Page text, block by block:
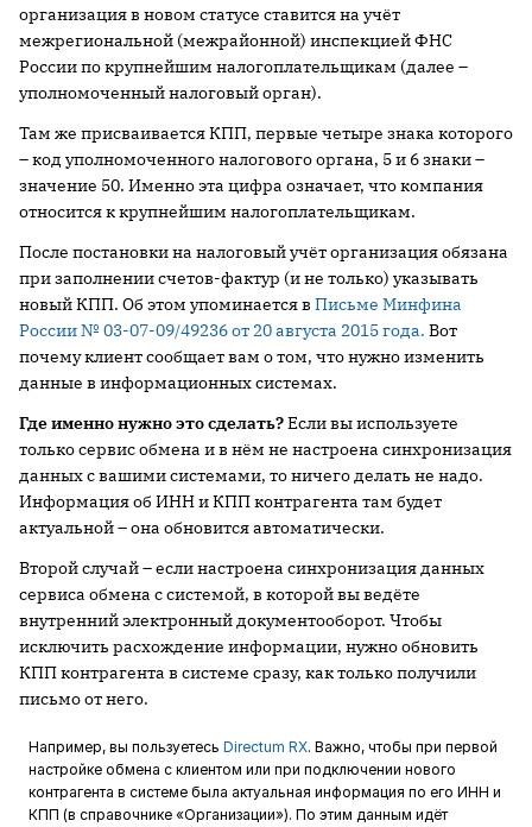
организация в новом статусе ставится на учёт
межрегиональной (межрайонной) инспекцией ФНС
России по крупнейшим налогоплательщикам (далее –
уполномоченный налоговый орган).
Там же присваивается КПП, первые четыре знака которого
– код уполномоченного налогового органа, 5 и 6 знаки –
значение 50. Именно эта цифра означает, что компания
относится к крупнейшим налогоплательщикам.
После постановки на налоговый учёт организация обязана
при заполнении счетов-фактур (и не только) указывать
новый КПП. Об этом упоминается в Письме Минфина
России № 03-07-09/49236 от 20 августа 2015 года. Вот
почему клиент сообщает вам о том, что нужно изменить
данные в информационных системах.
Где именно нужно это сделать?Если вы используете
только сервис обмена и в нём не настроена синхронизация
данных с вашими системами, то ничего делать не надо.
Информация об ИНН и КПП контрагента там будет
актуальной – она обновится автоматически.
Второй случай – если настроена синхронизация данных
сервиса обмена с системой, в которой вы ведёте
внутренний электронный документооборот. Чтобы
исключить расхождение информации, нужно обновить
КПП контрагента в системе сразу, как только получили
письмо от него.
Например, вы пользуетесь Directum RX. Важно, чтобы при первой
настройке обмена с клиентом или при подключении нового
контрагента в системе была актуальная информация по его ИНН и
КПП (в справочнике «Организации»). По этим данным идёт